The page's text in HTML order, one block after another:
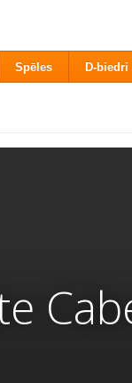
Spēles D-biedri